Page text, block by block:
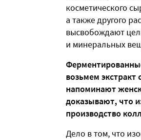
косметического
а также другого
высвобождают
и минеральных
возьмем
напоминают
доказывают, что
производство
Дело в том, что